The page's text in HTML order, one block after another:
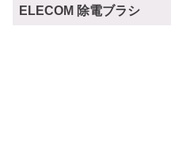
ELECOM 除電ブラシ